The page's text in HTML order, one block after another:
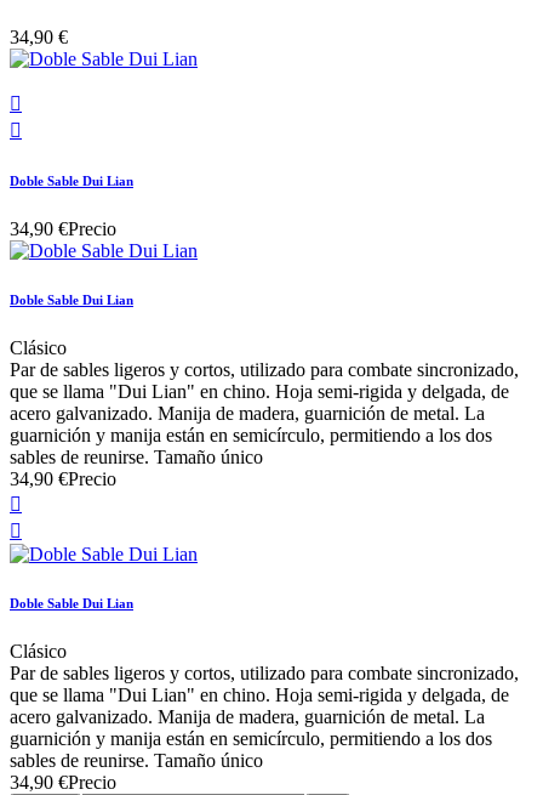
34,90 €


Doble Sable Dui Lian
34,90 €Precio
Doble Sable Dui Lian
Clásico
Par de sables ligeros y cortos, utilizado para combate sincronizado,
que se llama "Dui Lian" en chino. Hoja semi-rigida y delgada, de
acero galvanizado. Manija de madera, guarnición de metal. La
guarnición y manija están en semicírculo, permitiendo a los dos
sables de reunirse. Tamaño único
34,90 €Precio


Doble Sable Dui Lian
Clásico
Par de sables ligeros y cortos, utilizado para combate sincronizado,
que se llama "Dui Lian" en chino. Hoja semi-rigida y delgada, de
acero galvanizado. Manija de madera, guarnición de metal. La
guarnición y manija están en semicírculo, permitiendo a los dos
sables de reunirse. Tamaño único
34,90 €Precio